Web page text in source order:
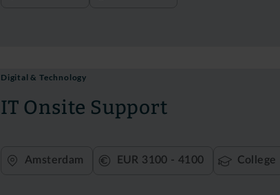
Digital & Technology
IT Onsite Support
Amsterdam EUR 3100 - 4100 College